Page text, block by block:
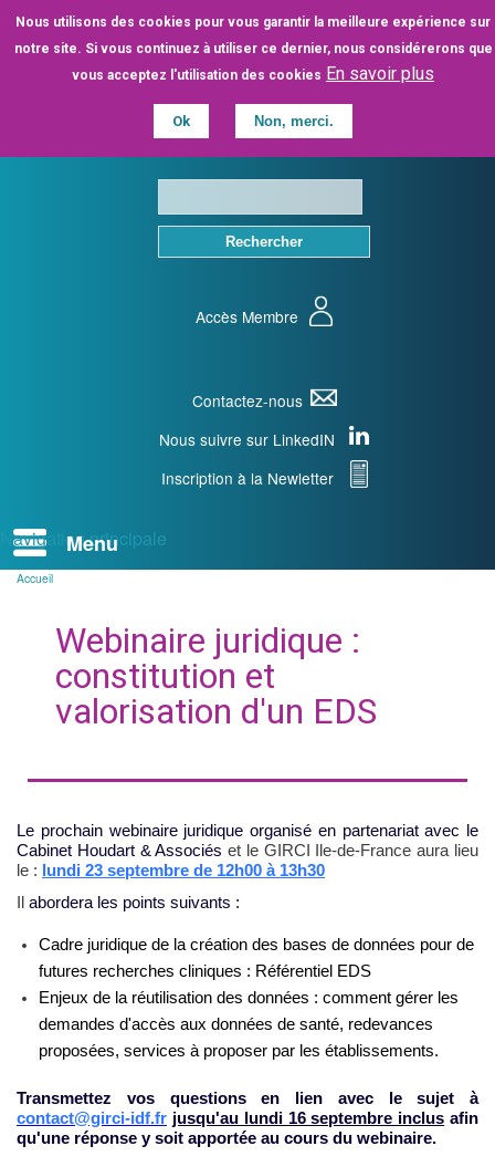
Nous utilisons des cookies pour vous garantir la meilleure expérience sur
notre site. Si vous continuez à utiliser ce dernier, nous considérerons que
vous acceptez l'utilisation des cookies En savoir plus
Ok Non, merci.
Aller
au
contenu
Accès Membre
Contactez-nous
Nous suivre sur LinkedIN
Inscription à la Newletter
Navigation principale
Accueil
Webinaire juridique :
constitution et
valorisation d'un EDS
Le prochain webinaire juridique organisé en partenariat avec le
Cabinet Houdart & Associéset le GIRCI Ile-de-France aura lieu
le : lundi 23 septembre de 12h00 à 13h30
Il abordera les points suivants :
Cadre juridique de la création des bases de données pour de
futures recherches cliniques : Référentiel EDS
Enjeux de la réutilisation des données : comment gérer les
demandes d'accès aux données de santé, redevances
proposées, services à proposer par les établissements.
Transmettez vos questions en lien avec le sujet à
contact@girci-idf.fr jusqu'au lundi 16 septembre inclus afin
qu'une réponse y soit apportée au cours du webinaire.